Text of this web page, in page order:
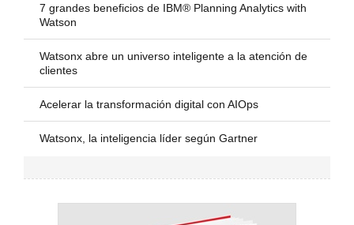
7 grandes beneficios de IBM® Planning Analytics with
Watson
Watsonx abre un universo inteligente a la atención de
clientes
Acelerar la transformación digital con AIOps
Watsonx, la inteligencia líder según Gartner